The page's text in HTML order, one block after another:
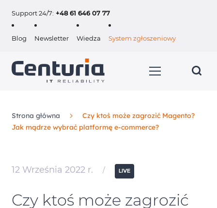
Support 24/7: +48 61 646 07 77
Blog Newsletter Wiedza System zgłoszeniowy
Klienci
Strona główna
Czy ktoś może zagrozić Magento?
Jak mądrze wybrać platformę e-commerce?
12 Września 2022 r. / LIVE
Czy ktoś może zagrozić